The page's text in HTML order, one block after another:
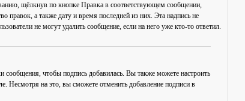
щёлкнув по кнопке Правка в соответствующем сообщении,
правок, а также дату и время последней из них. Эта надпись не
не могут удалить сообщение, если на него уже кто-то ответил.
сообщения, чтобы подпись добавилась. Вы также можете настроить
Несмотря на это, вы сможете отменить добавление подписи в